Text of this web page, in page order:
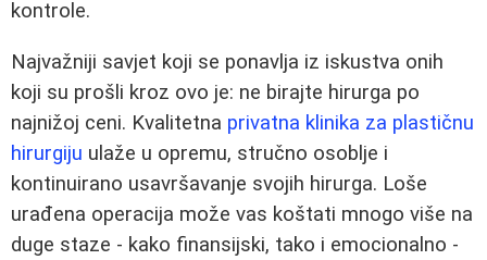
kontrole.
Najvažniji savjet koji se ponavlja iz iskustva onih
koji su prošli kroz ovo je: ne birajte hirurga po
najnižoj ceni. Kvalitetna privatna klinika za plastičnu
hirurgiju ulaže u opremu, stručno osoblje i
kontinuirano usavršavanje svojih hirurga. Loše
urađena operacija može vas koštati mnogo više na
duge staze - kako finansijski, tako i emocionalno -